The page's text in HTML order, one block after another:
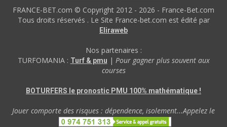
FRANCE-BET.com © Copyright 2012 - 2026 - France-Bet.com
Tous droits réservés . Le Site France-bet.com est édité par
Eliraweb
Nos partenaires :
TURFOMANIA : Turf & pmu | Pour gagner plus souvent aux
courses
BOTURFERS le pronostic PMU 100% mathématique !
Jouer comporte des risques : dépendence, isolement...Appelez le